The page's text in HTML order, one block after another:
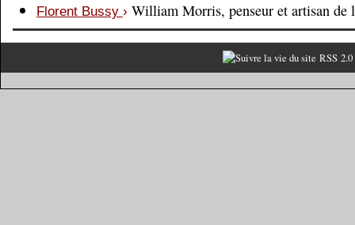
Florent Bussy › William Morris, penseur et artisan de
RSS 2.0